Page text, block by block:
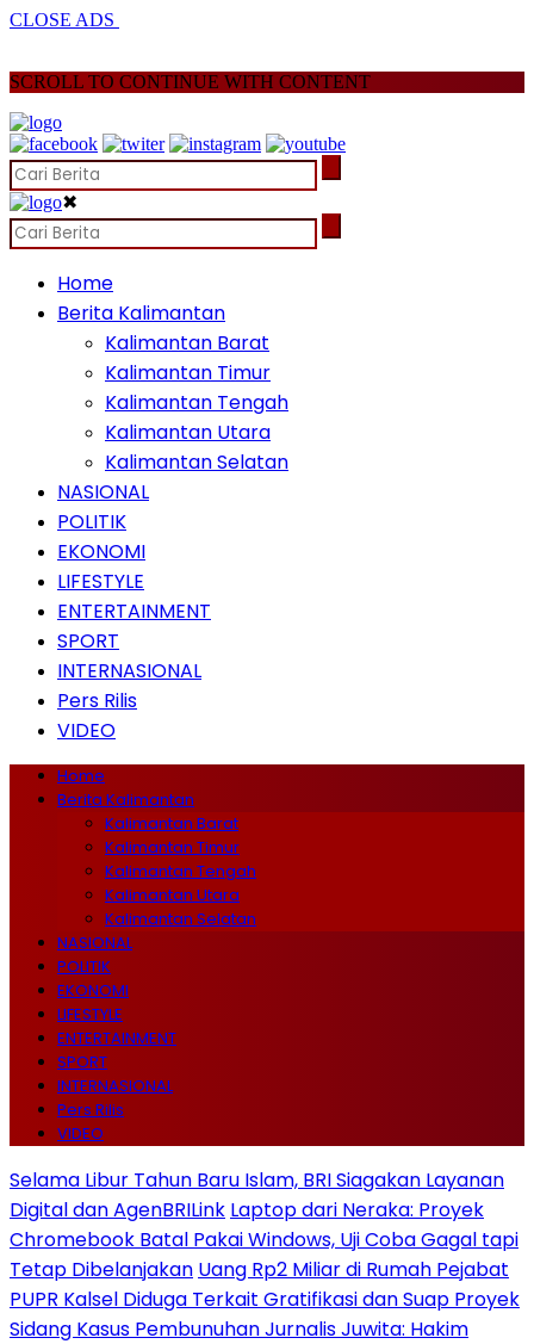
CLOSE ADS
SCROLL TO CONTINUE WITH CONTENT
✖
Home
Berita Kalimantan
Kalimantan Barat
Kalimantan Timur
Kalimantan Tengah
Kalimantan Utara
Kalimantan Selatan
NASIONAL
POLITIK
EKONOMI
LIFESTYLE
ENTERTAINMENT
SPORT
INTERNASIONAL
Pers Rilis
VIDEO
Home
Berita Kalimantan
Kalimantan Barat
Kalimantan Timur
Kalimantan Tengah
Kalimantan Utara
Kalimantan Selatan
NASIONAL
POLITIK
EKONOMI
LIFESTYLE
ENTERTAINMENT
SPORT
INTERNASIONAL
Pers Rilis
VIDEO
Selama Libur Tahun Baru Islam, BRI Siagakan Layanan
Digital dan AgenBRILink Laptop dari Neraka: Proyek
Chromebook Batal Pakai Windows, Uji Coba Gagal tapi
Tetap Dibelanjakan Uang Rp2 Miliar di Rumah Pejabat
PUPR Kalsel Diduga Terkait Gratifikasi dan Suap Proyek
Sidang Kasus Pembunuhan Jurnalis Juwita: Hakim